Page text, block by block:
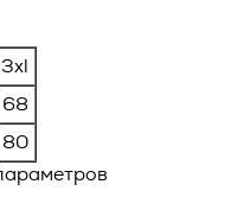
3xl
68
80